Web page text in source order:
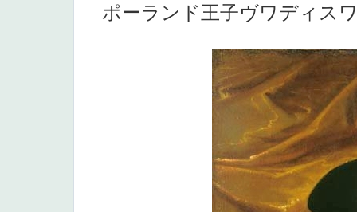
ポーランド王子ヴワディス